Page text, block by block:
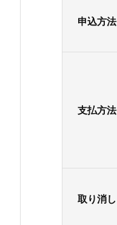
申込方法
支払方法
取り消し